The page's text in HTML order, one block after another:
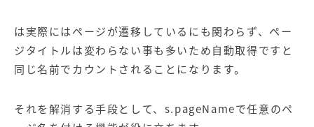
は実際にはページが遷移しているにも関わらず、ペー
ジタイトルは変わらない事も多いため自動取得ですと
同じ名前でカウントされることになります。
それを解消する手段として、s.pageNameで任意のペ